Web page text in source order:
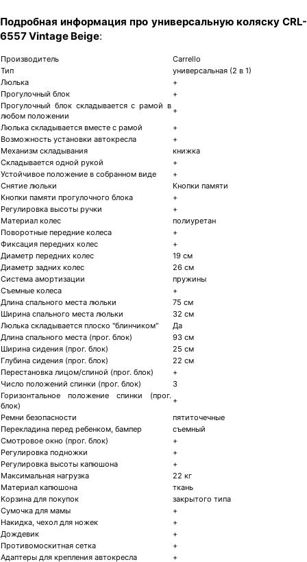
Подробная информация про универсальную коляску CRL-
6557 Vintage Beige:
Производитель
Carrello
Тип
универсальная (2 в 1)
Люлька
+
Прогулочный блок
+
Прогулочный блок складывается с рамой в
любом положении
+
Люлька складывается вместе с рамой
+
Возможность установки автокресла
+
Механизм складывания
книжка
Складывается одной рукой
+
Устойчивое положение в собранном виде
+
Снятие люльки
Кнопки памяти
Кнопки памяти прогулочного блока
+
Регулировка высоты ручки
+
Материал колес
полиуретан
Поворотные передние колеса
+
Фиксация передних колес
+
Диаметр передних колес
19 см
Диаметр задних колес
26 см
Система амортизации
пружины
Съемные колеса
+
Длина спального места люльки
75 см
Ширина спального места люльки
32 см
Люлька складывается плоско "блинчиком"
Да
Длина спального места (прог. блок)
93 см
Ширина сидения (прог. блок)
25 см
Глубина сидения (прог. блок)
22 см
Перестановка лицом/спиной (прог. блок)
+
Число положений спинки (прог. блок)
3
Горизонтальное положение спинки (прог.
блок)
+
Ремни безопасности
пятиточечные
Перекладина перед ребенком, бампер
съемный
Смотровое окно (прог. блок)
+
Регулировка подножки
+
Регулировка высоты капюшона
+
Максимальная нагрузка
22 кг
Материал капюшона
ткань
Корзина для покупок
закрытого типа
Сумочка для мамы
+
Накидка, чехол для ножек
+
Дождевик
+
Противомоскитная сетка
+
Адаптеры для крепления автокресла
+